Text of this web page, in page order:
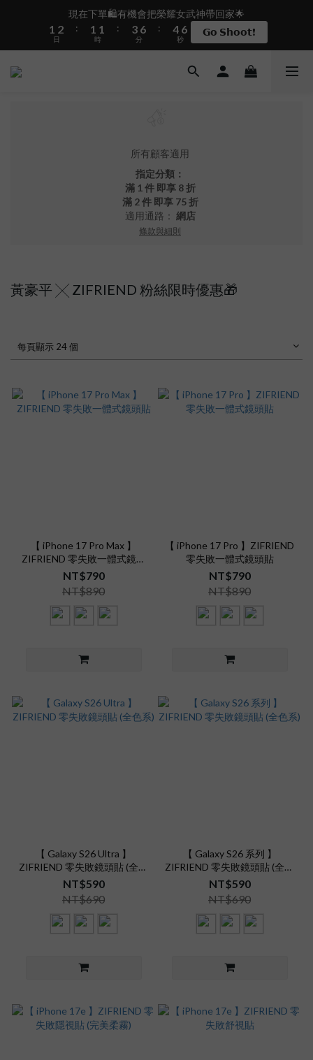
盛夏限定☀️週週抽LINE POINT｜滿1000即享免運
現在下單🛍️有機會把榮耀女武神帶回家🌟
1
0
2
1
日
:
2
1
0
2
1
0
時
:
4
3
2
7
6
5
分
:
5
4
3
7
6
5
秒
𝗚𝗼 𝗦𝗵𝗼𝗼𝘁❗
i17正式開賣✨點我加入新會員👆馬上送50元
所有顧客適用
指定分類：
滿 1 件 即享 8 折
滿 2 件 即享 75 折
適用通路： 網店
條款與細則
黃豪平 ╳ ZIFRIEND 粉絲限時優惠🎁
每頁顯示 24 個
【 iPhone 17 Pro Max 】
ZIFRIEND 零失敗一體式鏡頭
貼
NT$790
NT$890
【 iPhone 17 Pro 】ZIFRIEND
零失敗一體式鏡頭貼
NT$790
NT$890
【 Galaxy S26 Ultra 】
ZIFRIEND 零失敗鏡頭貼 (全色
系)
NT$590
NT$690
【 Galaxy S26 系列 】
ZIFRIEND 零失敗鏡頭貼 (全色
系)
NT$590
NT$690